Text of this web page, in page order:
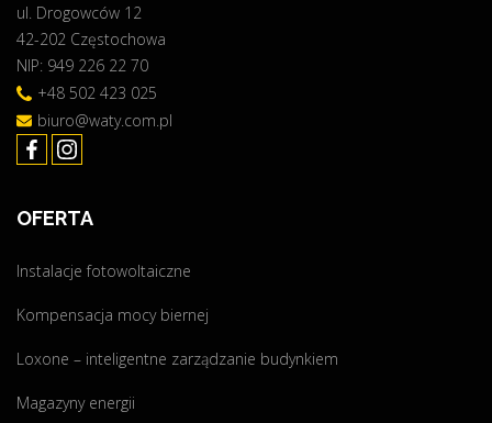
ul. Drogowców 12
42-202 Częstochowa
NIP: 949 226 22 70
+48 502 423 025
biuro@waty.com.pl
OFERTA
Instalacje fotowoltaiczne
Kompensacja mocy biernej
Loxone – inteligentne zarządzanie budynkiem
Magazyny energii